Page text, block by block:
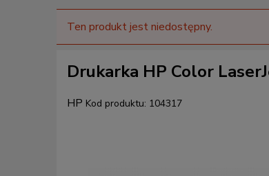
Ten produkt jest niedostępny.
Drukarka HP Color
HP Kod produktu: 104317